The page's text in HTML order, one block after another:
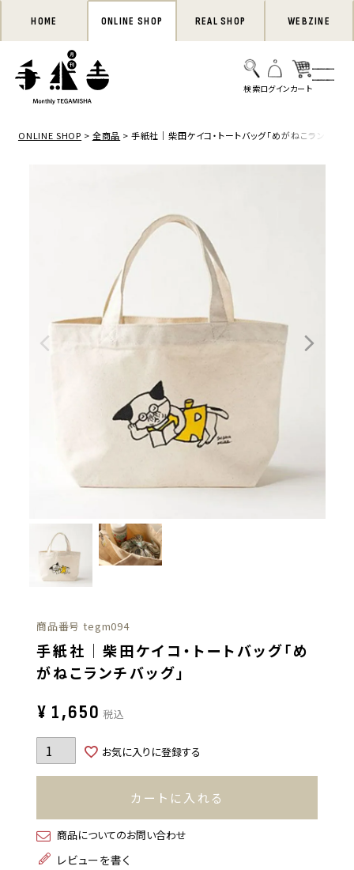
HOME ONLINE SHOP REAL SHOP WEBZINE
ONLINE SHOP 全商品 手紙社｜柴田ケイコ・トートバッグ「めがねこランチバッ
商品番号 tegm094
手紙社｜柴田ケイコ・トートバッグ「め
がねこランチバッグ」
¥ 1,650 税込
お気に入りに登録する
カートに入れる
商品についてのお問い合わせ
レビューを書く